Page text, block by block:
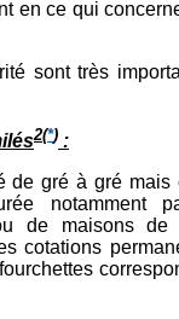
en ce qui
sont très
2(*) :
de gré à gré mais
notamment
de maisons de
cotations